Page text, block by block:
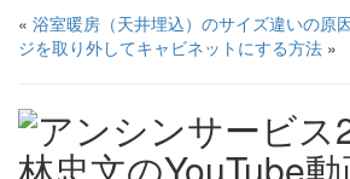
« 浴室暖房（天井埋込）のサイズ違いの原
ジを取り外してキャビネットにする方法 »